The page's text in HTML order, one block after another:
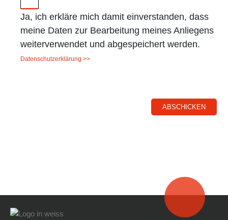
Ja, ich erkläre mich damit einverstanden, dass
meine Daten zur Bearbeitung meines Anliegens
weiterverwendet und abgespeichert werden.
Datenschutzerklärung >>
ABSCHICKEN